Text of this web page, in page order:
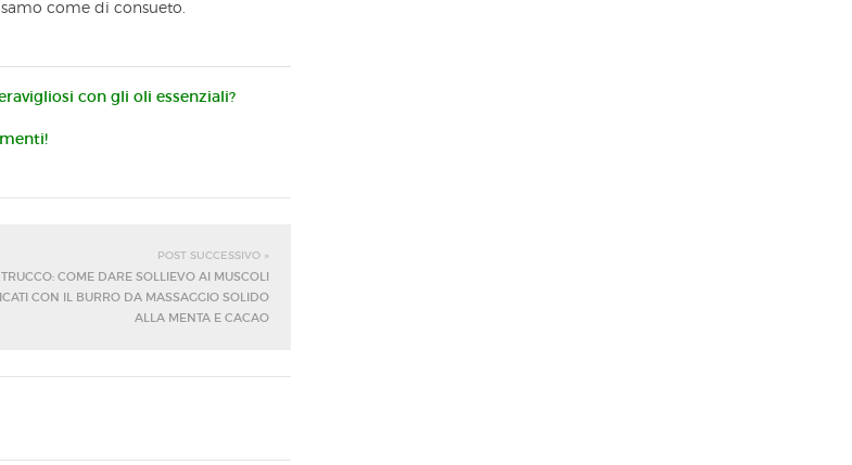
come di consueto.
con gli oli essenziali?
POST SUCCESSIVO »
TRUCCO: COME DARE SOLLIEVO AI MUSCOLI
CON IL BURRO DA MASSAGGIO SOLIDO
ALLA MENTA E CACAO